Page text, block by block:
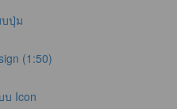
ปุ่ม
(1:50)
บ Icon